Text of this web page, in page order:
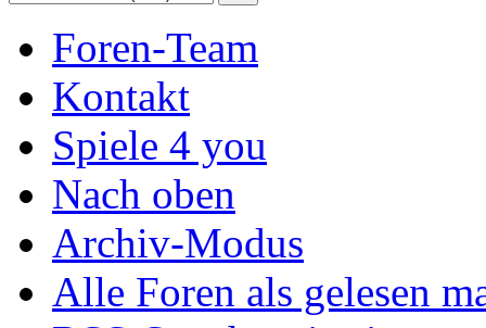
Foren-Team
Kontakt
Spiele 4 you
Nach oben
Archiv-Modus
Alle Foren als gelesen